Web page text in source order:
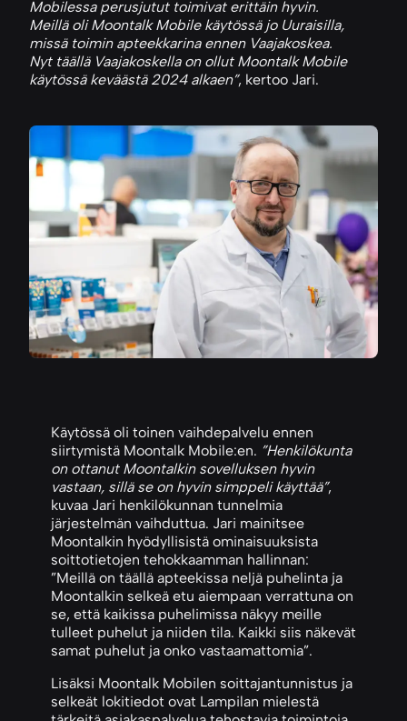
Mobilessa perusjutut toimivat erittäin hyvin.
Meillä oli Moontalk Mobile käytössä jo Uuraisilla,
missä toimin apteekkarina ennen Vaajakoskea.
Nyt täällä Vaajakoskella on ollut Moontalk Mobile
käytössä keväästä 2024 alkaen”, kertoo Jari.
Käytössä oli toinen vaihdepalvelu ennen
siirtymistä Moontalk Mobile:en. ”Henkilökunta
on ottanut Moontalkin sovelluksen hyvin
vastaan, sillä se on hyvin simppeli käyttää”,
kuvaa Jari henkilökunnan tunnelmia
järjestelmän vaihduttua. Jari mainitsee
Moontalkin hyödyllisistä ominaisuuksista
soittotietojen tehokkaamman hallinnan:
”Meillä on täällä apteekissa neljä puhelinta ja
Moontalkin selkeä etu aiempaan verrattuna on
se, että kaikissa puhelimissa näkyy meille
tulleet puhelut ja niiden tila. Kaikki siis näkevät
samat puhelut ja onko vastaamattomia”.
Lisäksi Moontalk Mobilen soittajantunnistus ja
selkeät lokitiedot ovat Lampilan mielestä